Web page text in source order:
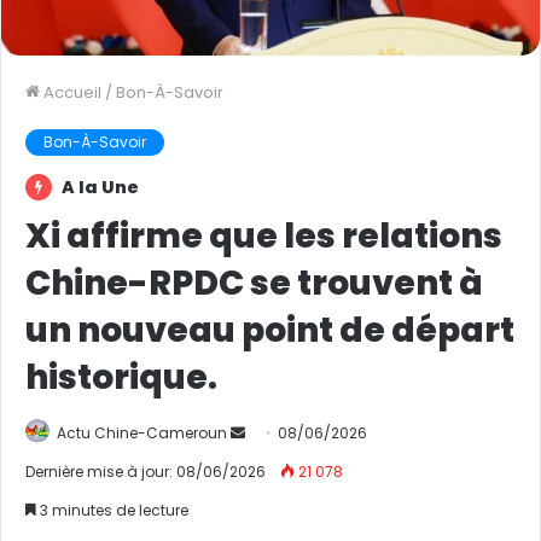
Accueil / Bon-À-Savoir
Bon-À-Savoir
A la Une
Xi affirme que les relations
Chine-RPDC se trouvent à
un nouveau point de départ
historique.
Actu Chine-Cameroun
n
08/06/2026
Dernière mise à jour: 08/06/2026
21 078
3 minutes de lecture